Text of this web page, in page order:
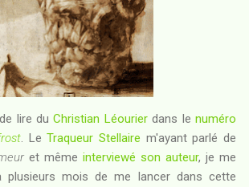
lire duChristian Léourierdans lenuméro
. LeTraqueur Stellaire m'ayant parlé de
et même interviewé son auteur, je me
mois de me lancer dans cette